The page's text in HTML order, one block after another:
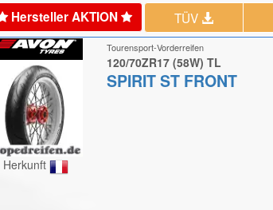
Hersteller AKTION TÜV
Herkunft
Tourensport-Vorderreifen
120/70ZR17 (58W) TL
SPIRIT ST FRONT